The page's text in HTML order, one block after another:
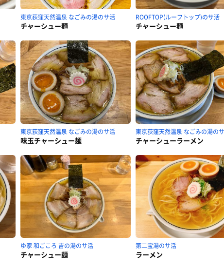
東京荻窪天然温泉 なごみの湯のサ活
チャーシュー麺
ROOFTOP(ルーフトップ)のサ活
チャーシュー麺
東京荻窪天然温泉 なごみの湯のサ活
味玉チャーシュー麺
東京荻窪天然温泉 なごみの湯の
チャーシューラーメン
ゆ家 和ごころ 吉の湯のサ活
チャーシュー麺
第二宝湯のサ活
ラーメン